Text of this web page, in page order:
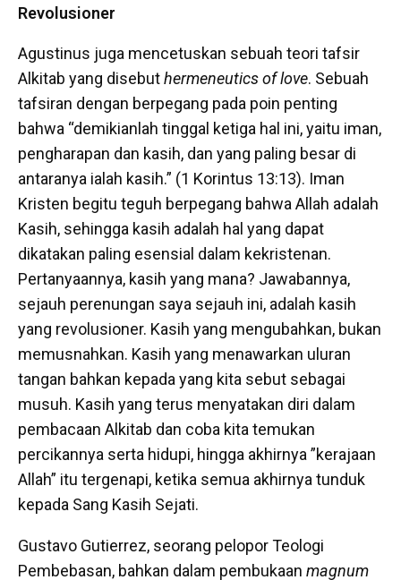
Revolusioner
Agustinus juga mencetuskan sebuah teori tafsir
Alkitab yang disebuthermeneutics of love. Sebuah
tafsiran dengan berpegang pada poin penting
bahwa “demikianlah tinggal ketiga hal ini, yaitu iman,
pengharapan dan kasih, dan yang paling besar di
antaranya ialah kasih.” (1 Korintus 13:13). Iman
Kristen begitu teguh berpegang bahwa Allah adalah
Kasih, sehingga kasih adalah hal yang dapat
dikatakan paling esensial dalam kekristenan.
Pertanyaannya, kasih yang mana? Jawabannya,
sejauh perenungan saya sejauh ini, adalah kasih
yang revolusioner. Kasih yang mengubahkan, bukan
memusnahkan. Kasih yang menawarkan uluran
tangan bahkan kepada yang kita sebut sebagai
musuh. Kasih yang terus menyatakan diri dalam
pembacaan Alkitab dan coba kita temukan
percikannya serta hidupi, hingga akhirnya ”kerajaan
Allah” itu tergenapi, ketika semua akhirnya tunduk
kepada Sang Kasih Sejati.
Gustavo Gutierrez, seorang pelopor Teologi
Pembebasan, bahkan dalam pembukaan magnum